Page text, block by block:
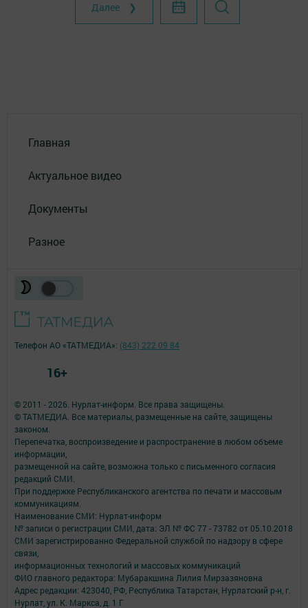
Далее ❯
Главная
Актуальное видео
Документы
Разное
© 2011 - 2026. Нурлат-⁠информ. Все права защищены.
© ТАТМЕДИА. Все материалы, размещенные на сайте, защищены
законом.
Перепечатка, воспроизведение и распространение в любом объеме
информации,
размещенной на сайте, возможна только с письменного согласия
редакций СМИ.
При поддержке Республиканского агентства по печати и массовым
коммуникациям.
Наименование СМИ: Нурлат-⁠информ
№ записи о регистрации СМИ, дата: ЭЛ № ФС 77 -⁠ 73782 от 05.10.2018
СМИ зарегистрированно Федеральной службой по надзору в сфере
связи,
информационных технологий и массовых коммуникаций
ФИО главного редактора: Мубаракшина Лилия Мирзазяновна
Адрес редакции: 423040, РФ, Республика Татарстан, Нурлатский р-н, г.
Нурлат, ул. К. Маркса, д. 1 Г
Телефон АО «ТАТМЕДИА»: (843) 222 09 84
16+